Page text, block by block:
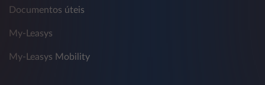
Documentos úteis
My-Leasys
My-Leasys Mobility